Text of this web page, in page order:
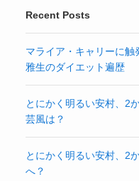
Recent Posts
マライア・キャリーに
雅生のダイエット遍歴
とにかく明るい安村、2
芸風は？
とにかく明るい安村、2
へ？